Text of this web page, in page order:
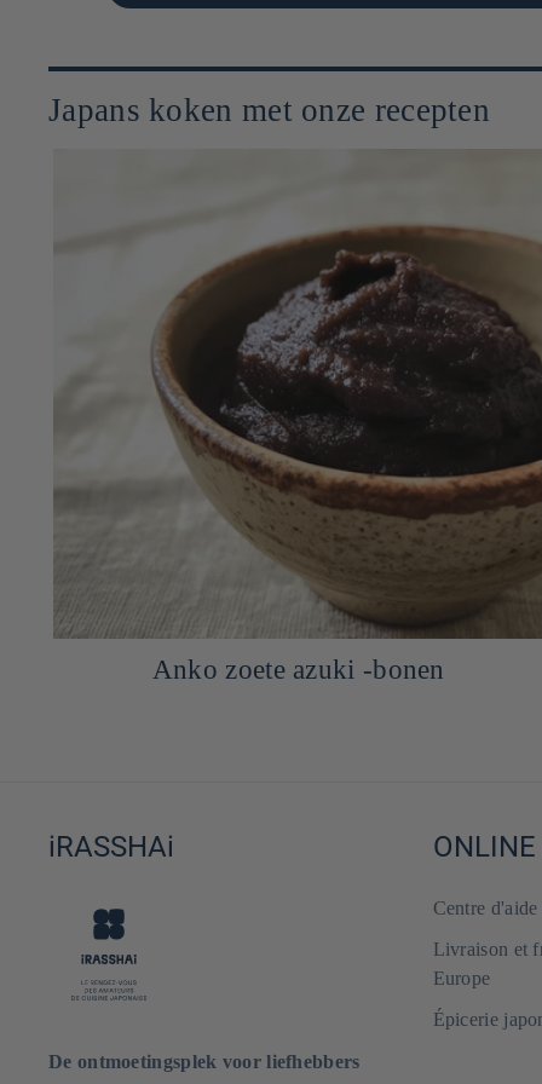
Japans koken met onze recepten
Anko zoete azuki -bonen
iRASSHAi
De ontmoetingsplek voor liefhebbers
ONLINE
Centre
Livraison et
Europe
Épicerie